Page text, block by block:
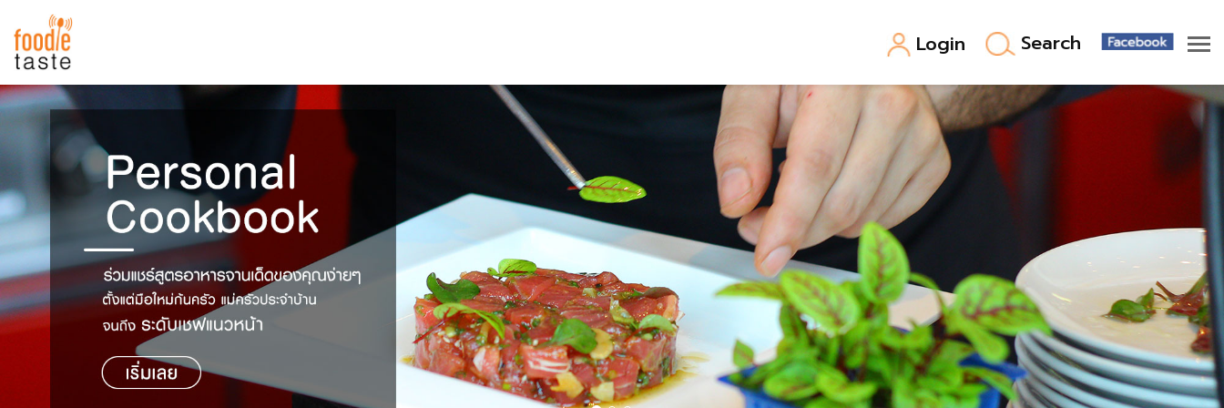
Login Search
สูตรอาหาร
สูตรอาหารล่าสุด
Top Foodie
พาไปชิม
สารพันก้นครัว
เคล็ดลับน่ารู้
เปรียบเทียบหน่วยการตวง
เปรียบเทียบอุณหภูมิ
เปรียบเทียบน้ำหนักวัตถุดิบ
FoodPedia
สร้าง Cookbook